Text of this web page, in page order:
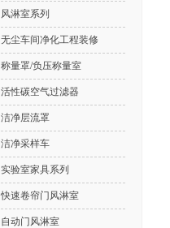
风淋室系列
无尘车间净化工程装修
称量罩/负压称量室
活性碳空气过滤器
洁净层流罩
洁净采样车
实验室家具系列
快速卷帘门风淋室
自动门风淋室